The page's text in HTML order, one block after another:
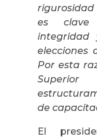
es
integridad
elecciones
Por esta
de
El